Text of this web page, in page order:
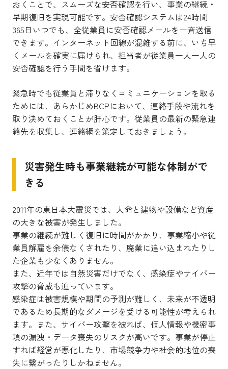
おくことで、スムーズな安否確認を行い、事業の継続・
早期復旧を実現可能です。安否確認システムは24時間
365日いつでも、全従業員に安否確認メールを一斉送信
できます。インターネット回線が混雑する前に、いち早
くメールを確実に届けられ、担当者が従業員一人一人の
安否確認を行う手間を省けます。
緊急時でも従業員と滞りなくコミュニケーションを取る
ためには、あらかじめBCPにおいて、連絡手段や流れを
取り決めておくことが肝心です。従業員の最新の緊急連
絡先を収集し、連絡網を策定しておきましょう。
災害発生時も事業継続が可能な体制がで
きる
2011年の東日本大震災では、人命と建物や設備など資産
の大きな被害が発生しました。
事業の継続が難しく復旧に時間がかかり、事業縮小や従
業員解雇を余儀なくされたり、廃業に追い込まれたりし
た企業も少なくありません。
また、近年では自然災害だけでなく、感染症やサイバー
攻撃の脅威も迫っています。
感染症は被害規模や期間の予測が難しく、未来が不透明
であるため長期的なダメージを受ける可能性が考えられ
ます。また、サイバー攻撃を被れば、個人情報や機密事
項の漏洩・データ喪失のリスクが高いです。事業が停止
すれば経営が悪化したり、市場競争力や社会的地位の喪
失に繋がったりしかねません。